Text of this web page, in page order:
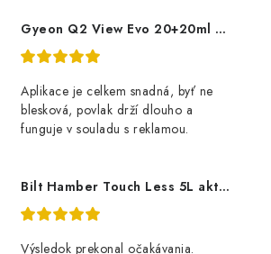
Gyeon Q2 View Evo 20+20ml nanopovlak na okna
Aplikace je celkem snadná, byť ne
blesková, povlak drží dlouho a
funguje v souladu s reklamou.
Bilt Hamber Touch Less 5L aktivní pěna
Výsledok prekonal očakávania.